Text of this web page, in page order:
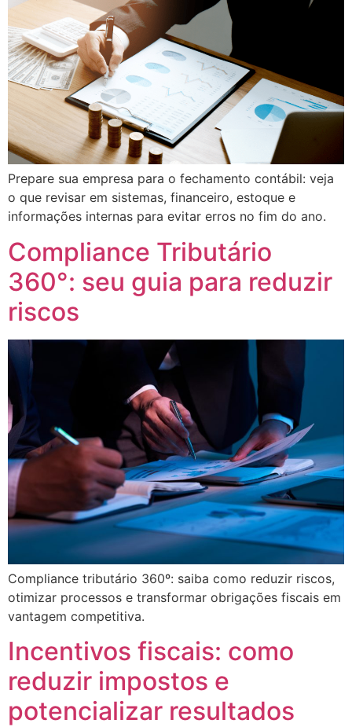
Prepare sua empresa para o fechamento contábil: veja
o que revisar em sistemas, financeiro, estoque e
informações internas para evitar erros no fim do ano.
Compliance Tributário
360°: seu guia para reduzir
riscos
Compliance tributário 360º: saiba como reduzir riscos,
otimizar processos e transformar obrigações fiscais em
vantagem competitiva.
Incentivos fiscais: como
reduzir impostos e
potencializar resultados